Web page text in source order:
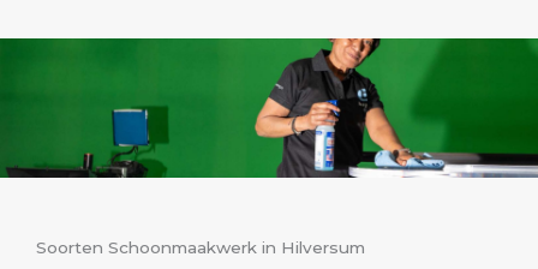
Soorten Schoonmaakwerk in Hilversum